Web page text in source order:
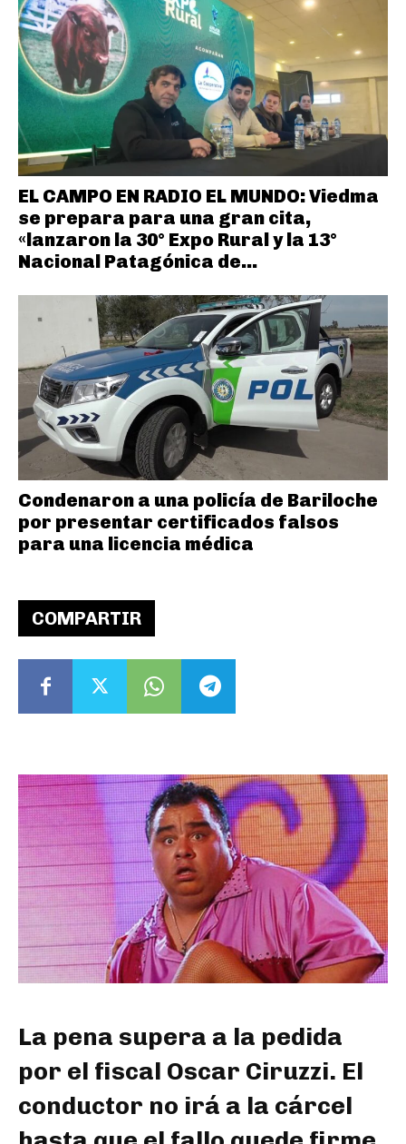
COMPARTIR
La pena supera a la pedida
por el fiscal Oscar Ciruzzi. El
conductor no irá a la cárcel
EL CAMPO EN RADIO EL MUNDO: Viedma
se prepara para una gran cita,
«lanzaron la 30° Expo Rural y la 13°
Nacional Patagónica de...
Condenaron a una policía de Bariloche
por presentar certificados falsos
para una licencia médica